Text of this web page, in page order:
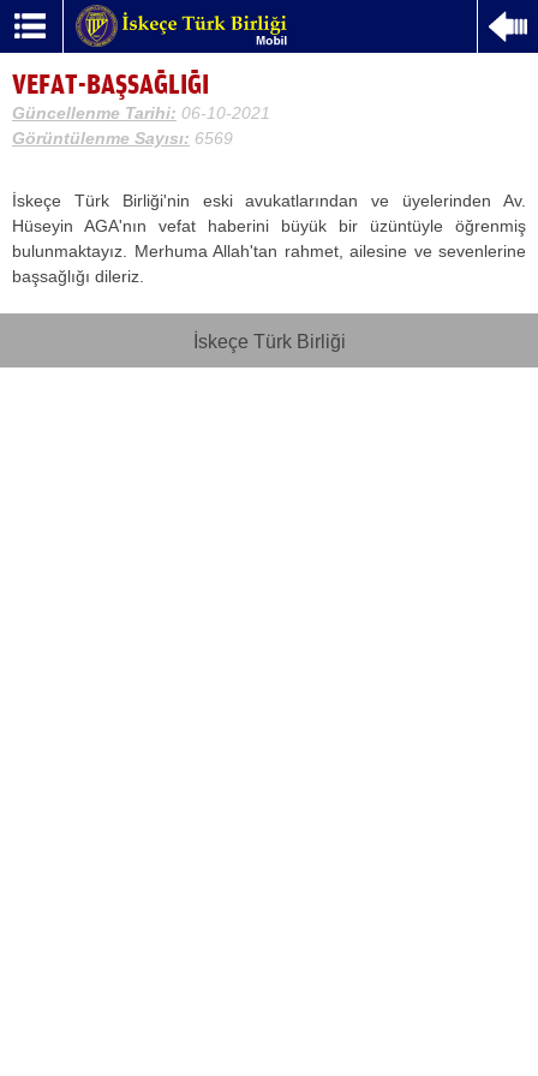
VEFAT-BAŞSAĞLIĞI
Güncellenme Tarihi: 06-10-2021
Görüntülenme Sayısı: 6569
İskeçe Türk Birliği'nin eski avukatlarından ve üyelerinden Av.
Hüseyin AGA'nın vefat haberini büyük bir üzüntüyle öğrenmiş
bulunmaktayız. Merhuma Allah'tan rahmet, ailesine ve sevenlerine
başsağlığı dileriz.
İskeçe Türk Birliği